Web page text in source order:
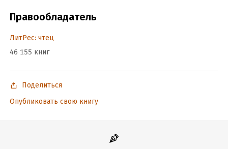
Правообладатель
ЛитРес: чтец
46 155 книг
Поделиться
Опубликовать свою книгу